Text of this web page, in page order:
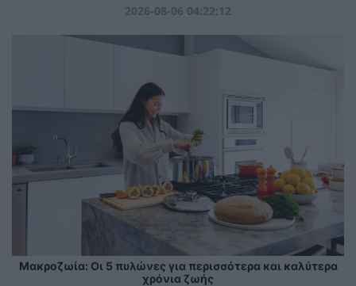
2026-08-06 04:22:12
Mακροζωία: Οι 5 πυλώνες για περισσότερα και καλύτερα
χρόνια ζωής